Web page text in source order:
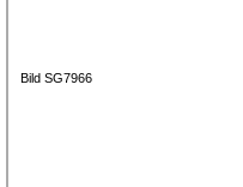
Bild SG7966